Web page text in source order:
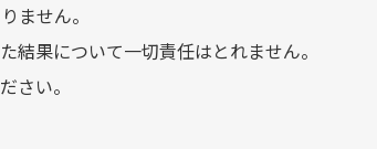
ません。
結果について一切責任はとれません。
さい。